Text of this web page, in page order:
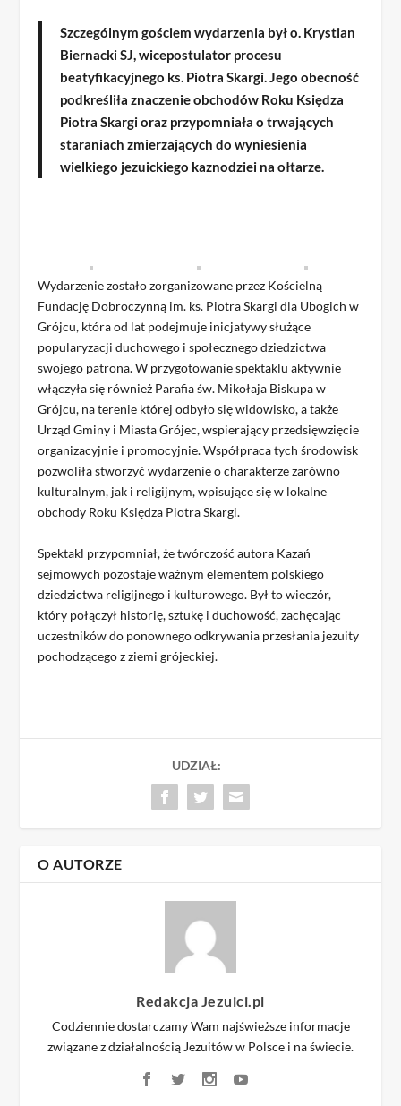
Szczególnym gościem wydarzenia był o. Krystian
Biernacki SJ, wicepostulator procesu
beatyfikacyjnego ks. Piotra Skargi. Jego obecność
podkreśliła znaczenie obchodów Roku Księdza
Piotra Skargi oraz przypomniała o trwających
staraniach zmierzających do wyniesienia
wielkiego jezuickiego kaznodziei na ołtarze.
Wydarzenie zostało zorganizowane przez Kościelną
Fundację Dobroczynną im. ks. Piotra Skargi dla Ubogich w
Grójcu, która od lat podejmuje inicjatywy służące
popularyzacji duchowego i społecznego dziedzictwa
swojego patrona. W przygotowanie spektaklu aktywnie
włączyła się również Parafia św. Mikołaja Biskupa w
Grójcu, na terenie której odbyło się widowisko, a także
Urząd Gminy i Miasta Grójec, wspierający przedsięwzięcie
organizacyjnie i promocyjnie. Współpraca tych środowisk
pozwoliła stworzyć wydarzenie o charakterze zarówno
kulturalnym, jak i religijnym, wpisujące się w lokalne
obchody Roku Księdza Piotra Skargi.
Spektakl przypomniał, że twórczość autora Kazań
sejmowych pozostaje ważnym elementem polskiego
dziedzictwa religijnego i kulturowego. Był to wieczór,
który połączył historię, sztukę i duchowość, zachęcając
uczestników do ponownego odkrywania przesłania jezuity
pochodzącego z ziemi grójeckiej.
UDZIAŁ:
O AUTORZE
Redakcja Jezuici.pl
Codziennie dostarczamy Wam najświeższe informacje
związane z działalnością Jezuitów w Polsce i na świecie.